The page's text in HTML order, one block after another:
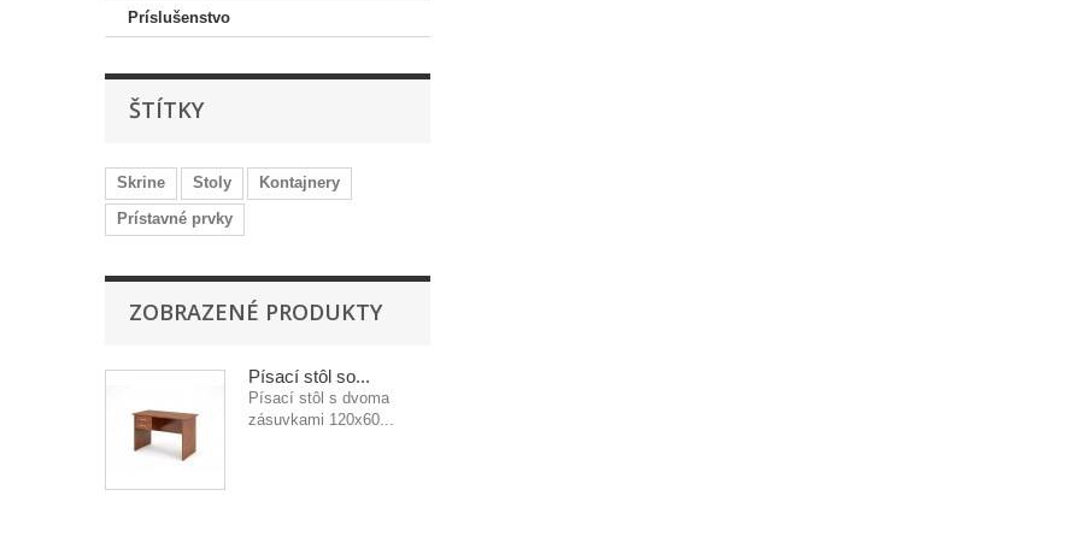
Príslušenstvo
ŠTÍTKY
Skrine Stoly
Kontajnery
Prístavné prvky
ZOBRAZENÉ PRODUKTY
Písací stôl so...
Písací stôl s dvoma
zásuvkami 120x60...